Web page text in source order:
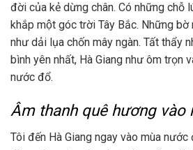
đời của kẻ dừng chân. Có những chỗ
khắp một góc trời Tây Bắc. Những bờ
như dải lụa chốn mây ngàn. Tất thẩy
bình yên nhất, Hà Giang như ôm trọn
nước đổ.
Âm thanh quê hương vào
Tôi đến Hà Giang ngay vào mùa